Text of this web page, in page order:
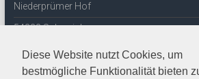
Diese Website nutzt Cookies, um
bestmögliche Funktionalität bieten
Niederprümer Hof
54338 Schweich
Tel: 06502-6524
E-Mail:info@stefan-andres-gesellschaft.de